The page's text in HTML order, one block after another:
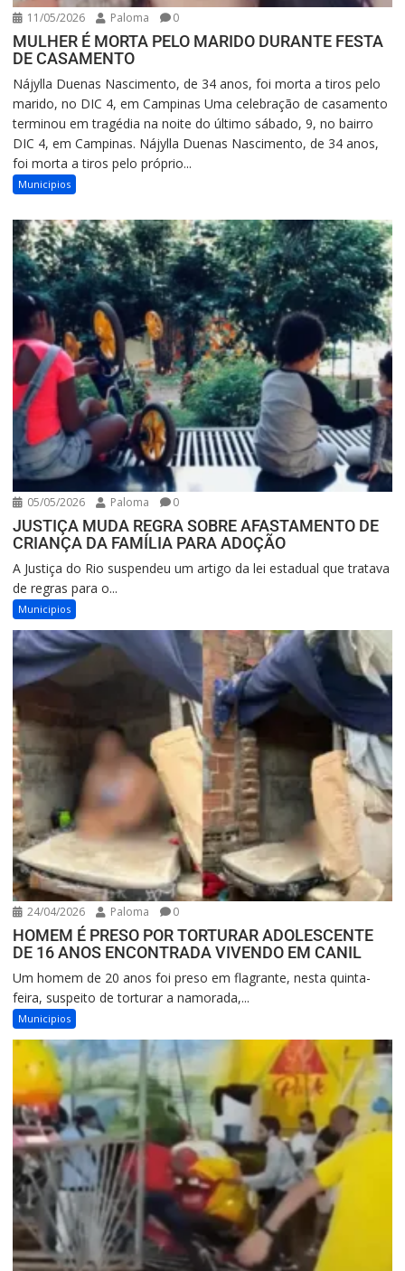
11/05/2026 Paloma 0
MULHER É MORTA PELO MARIDO DURANTE FESTA
DE CASAMENTO
Nájylla Duenas Nascimento, de 34 anos, foi morta a tiros pelo
marido, no DIC 4, em Campinas Uma celebração de casamento
terminou em tragédia na noite do último sábado, 9, no bairro
DIC 4, em Campinas. Nájylla Duenas Nascimento, de 34 anos,
foi morta a tiros pelo próprio...
Municipios
05/05/2026 Paloma 0
JUSTIÇA MUDA REGRA SOBRE AFASTAMENTO DE
CRIANÇA DA FAMÍLIA PARA ADOÇÃO
A Justiça do Rio suspendeu um artigo da lei estadual que tratava
de regras para o...
Municipios
24/04/2026 Paloma 0
HOMEM É PRESO POR TORTURAR ADOLESCENTE
DE 16 ANOS ENCONTRADA VIVENDO EM CANIL
Um homem de 20 anos foi preso em flagrante, nesta quinta-
feira, suspeito de torturar a namorada,...
Municipios